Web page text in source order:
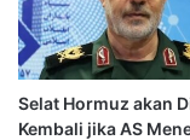
Selat Hormuz akan
Kembali jika AS